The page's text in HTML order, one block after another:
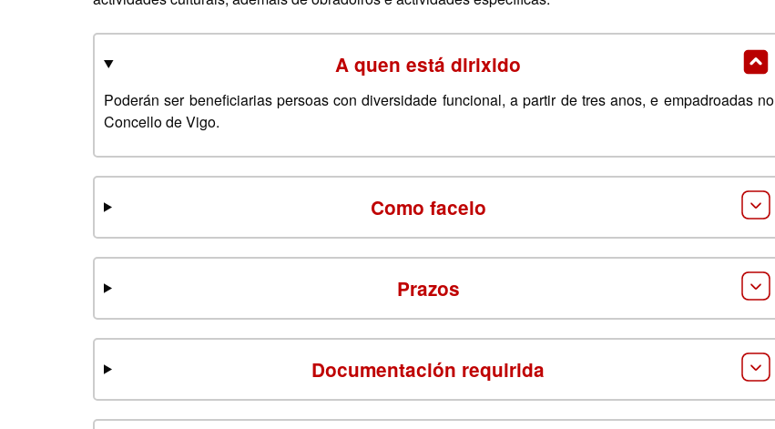
A quen está dirixido
Poderán ser beneficiarias persoas con diversidade funcional, a partir de tres anos, e empadroadas no
Concello de Vigo.
Como facelo
Prazos
Documentación requirida